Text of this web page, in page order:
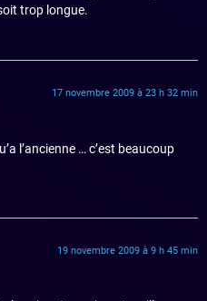
trop longue.
17 novembre 2009 à 23 h 32 min
l’ancienne … c’est beaucoup
19 novembre 2009 à 9 h 45 min